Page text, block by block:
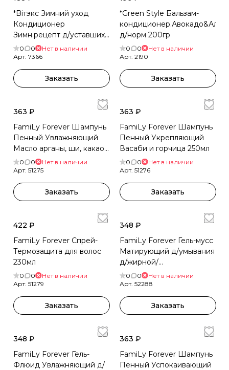
*Biтэкс Зимний уход
Кондиционер
Зимн.рецепт д/уставших
волос 200мл
0 0
Нет в наличии
Арт. 7366
Заказать
*Green Style Бальзам-
кондиционер.Авокадо&Алое
д/норм 200гр
0 0
Нет в наличии
Арт. 2190
Заказать
363 ₽
FamiLy Forever Шампунь
Пенный Увлажняющий
Масло арганы, ши, какао,
амаранта 250мл
0 0
Нет в наличии
Арт. 51275
Заказать
363 ₽
FamiLy Forever Шампунь
Пенный Укрепляющий
Васаби и горчица 250мл
0 0
Нет в наличии
Арт. 51276
Заказать
422 ₽
FamiLy Forever Спрей-
Термозащита для волос
230мл
0 0
Нет в наличии
Арт. 51279
Заказать
348 ₽
FamiLy Forever Гель-мусс
Матирующий д/умывания
д/жирной/
комбинированной/
проблемной кожи 230мл
0 0
Нет в наличии
Арт. 52288
Заказать
348 ₽
FamiLy Forever Гель-
Флюид Увлажняющий д/
363 ₽
FamiLy Forever Шампунь
Пенный Успокаивающий